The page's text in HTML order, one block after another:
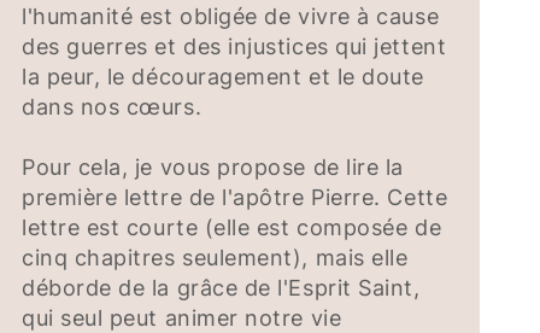
l'humanité est obligée de vivre à cause
des guerres et des injustices qui jettent
la peur, le découragement et le doute
dans nos cœurs.
Pour cela, je vous propose de lire la
première lettre de l'apôtre Pierre. Cette
lettre est courte (elle est composée de
cinq chapitres seulement), mais elle
déborde de la grâce de l'Esprit Saint,
qui seul peut animer notre vie